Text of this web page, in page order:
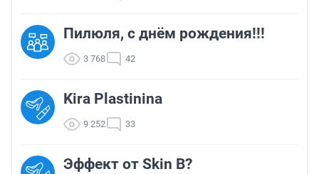
Пилюля, с днём рождения!!!
3 768 42
Kira Plastinina
9 252 33
Эффект от Skin B?